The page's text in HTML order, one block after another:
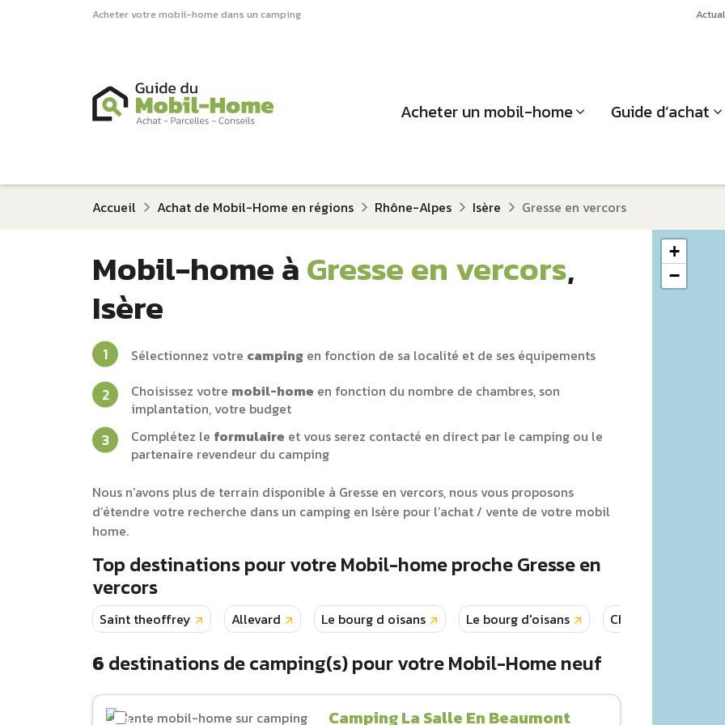
Acheter votre mobil-home dans un camping
Acheter un mobil-home Guide d’achat
Accueil Achat de Mobil-Home en régions Rhône-Alpes Isère Gresse en vercors
+
−
Mobil-home àGresse en vercors,
Isère
Sélectionnez votre camping en fonction de sa localité et de ses équipements
Choisissez votre mobil-home en fonction du nombre de chambres, son
implantation, votre budget
Complétez le formulaire et vous serez contacté en direct par le camping ou le
partenaire revendeur du camping
Nous n’avons plus de terrain disponible à Gresse en vercors, nous vous proposons
d’étendre votre recherche dans un camping en Isère pour l’achat / vente de votre mobil
home.
Top destinations pour votre Mobil-home proche Gresse en
vercors
Saint theoffrey Allevard Le bourg d oisans Le bourg d'oisans Charavines
6 destinations de camping(s) pour votre Mobil-Home neuf
Camping La Salle En Beaumont